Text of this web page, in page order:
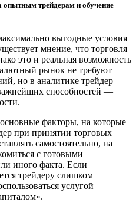
трейдерам и обучение
выгодные условия
мнение, что торговля
это и реальная возможность
рынок не требуют
но в аналитике трейдер
способностей —
факторы, на которые
при принятии торговых
самостоятельно, на
с готовыми
иного факта. Если
трейдеру слишком
услугой